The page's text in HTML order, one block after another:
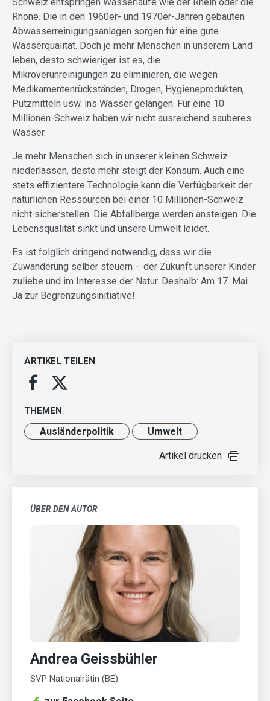
Rhone. Die in den 1960er- und 1970er-Jahren gebauten
Abwasserreinigungsanlagen sorgen für eine gute
Wasserqualität. Doch je mehr Menschen in unserem Land
leben, desto schwieriger ist es, die
Mikroverunreinigungen zu eliminieren, die wegen
Medikamentenrückständen, Drogen, Hygieneprodukten,
Putzmitteln usw. ins Wasser gelangen. Für eine 10
Millionen-Schweiz haben wir nicht ausreichend sauberes
Wasser.
Je mehr Menschen sich in unserer kleinen Schweiz
niederlassen, desto mehr steigt der Konsum. Auch eine
stets effizientere Technologie kann die Verfügbarkeit der
natürlichen Ressourcen bei einer 10 Millionen-Schweiz
nicht sicherstellen. Die Abfallberge werden ansteigen. Die
Lebensqualität sinkt und unsere Umwelt leidet.
Es ist folglich dringend notwendig, dass wir die
Zuwanderung selber steuern – der Zukunft unserer Kinder
zuliebe und im Interesse der Natur. Deshalb: Am 17. Mai
Ja zur Begrenzungsinitiative!
ARTIKEL TEILEN
THEMEN
Ausländer­politik Umwelt
Artikel drucken
ÜBER DEN AUTOR
Andrea Geissbühler
SVP Nationalrätin (BE)